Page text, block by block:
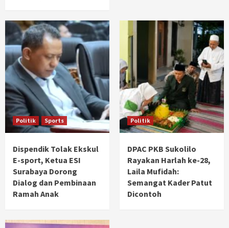
Politik Sports
Dispendik Tolak Ekskul
E-sport, Ketua ESI
Surabaya Dorong
Dialog dan Pembinaan
Ramah Anak
Politik
DPAC PKB Sukolilo
Rayakan Harlah ke-28,
Laila Mufidah:
Semangat Kader Patut
Dicontoh